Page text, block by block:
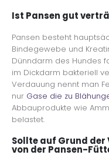
Ist Pansen gut
Pansen besteht
Bindegewebe und
Dünndarm des Hundes
im Dickdarm bakteriell
Verdauung nennt man
nur Gase die zu
Abbauprodukte wie
belastet.
Sollte auf Grund
von der Pansen-